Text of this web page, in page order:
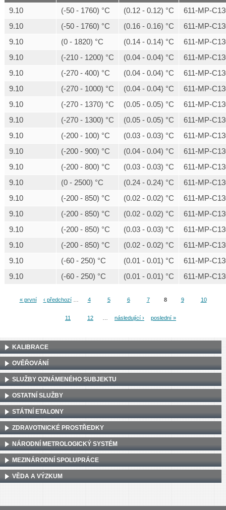
9.10 (-50 - 1760) °C (0.12 - 0.12) °C
611-MP-
9.10
(-50 - 1760) °C (0.16 - 0.16) °C
611-MP-
9.10
(0 - 1820) °C (0.14 - 0.14) °C
611-MP-
9.10
(-210 - 1200) °C (0.04 - 0.04) °C
611-MP-
9.10
(-270 - 400) °C (0.04 - 0.04) °C
611-MP-
9.10
(-270 - 1000) °C (0.04 - 0.04) °C
611-MP-
9.10
(-270 - 1370) °C (0.05 - 0.05) °C
611-MP-
9.10
(-270 - 1300) °C (0.05 - 0.05) °C
611-MP-
9.10
(-200 - 100) °C (0.03 - 0.03) °C
611-MP-
9.10
(-200 - 900) °C (0.04 - 0.04) °C
611-MP-
9.10
(-200 - 800) °C (0.03 - 0.03) °C
611-MP-
9.10
(0 - 2500) °C (0.24 - 0.24) °C
611-MP-
9.10
(-200 - 850) °C (0.02 - 0.02) °C
611-MP-
9.10
(-200 - 850) °C (0.02 - 0.02) °C
611-MP-
9.10
(-200 - 850) °C (0.03 - 0.03) °C
611-MP-
9.10
(-200 - 850) °C (0.02 - 0.02) °C
611-MP-
9.10
(-60 - 250) °C (0.01 - 0.01) °C
611-MP-
9.10
(-60 - 250) °C (0.01 - 0.01) °C 611-MP-
Stránky
« první ‹ předchozí 4 5 6 7 8 9 10
11 12 následující › poslední »
KALIBRACE
OVĚŘOVÁNÍ
SLUŽBY OZNÁMENÉHO SUBJEKTU
OSTATNÍ SLUŽBY
STÁTNÍ ETALONY
ZDRAVOTNICKÉ PROSTŘEDKY
NÁRODNÍ METROLOGICKÝ SYSTÉM
MEZINÁRODNÍ SPOLUPRÁCE
VĚDA A VÝZKUM